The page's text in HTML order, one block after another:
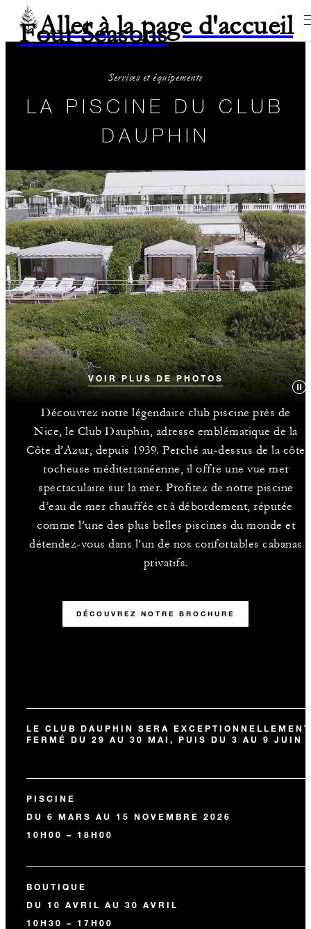
Aller à la page d'accueil
Four Seasons
Services et équipements
LA PISCINE DU CLUB
DAUPHIN
VOIR PLUS DE PHOTOS
Découvrez notre légendaire club piscine près de
Nice, le Club Dauphin, adresse emblématique de la
Côte d’Azur, depuis 1939. Perché au-dessus de la côte
rocheuse méditerranéenne, il offre une vue mer
spectaculaire sur la mer. Profitez de notre piscine
d’eau de mer chauffée et à débordement, réputée
comme l’une des plus belles piscines du monde et
détendez-vous dans l’un de nos confortables cabanas
privatifs.
DÉCOUVREZ NOTRE BROCHURE
LE CLUB DAUPHIN SERA EXCEPTIONNELLEMENT
FERMÉ DU 29 AU 30 MAI, PUIS DU 3 AU 9 JUIN
PISCINE
DU 6 MARS AU 15 NOVEMBRE 2026
10H00 – 18H00
BOUTIQUE
DU 10 AVRIL AU 30 AVRIL
10H30 – 17H00